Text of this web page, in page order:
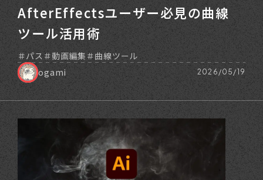
AfterEffectsユーザー必見の曲線
ツール活用術
パス 動画編集
曲線ツール
ogami
2026/05/19